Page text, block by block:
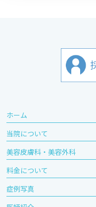
ホーム
当院について
美容皮膚科・美容外科
料金について
症例写真